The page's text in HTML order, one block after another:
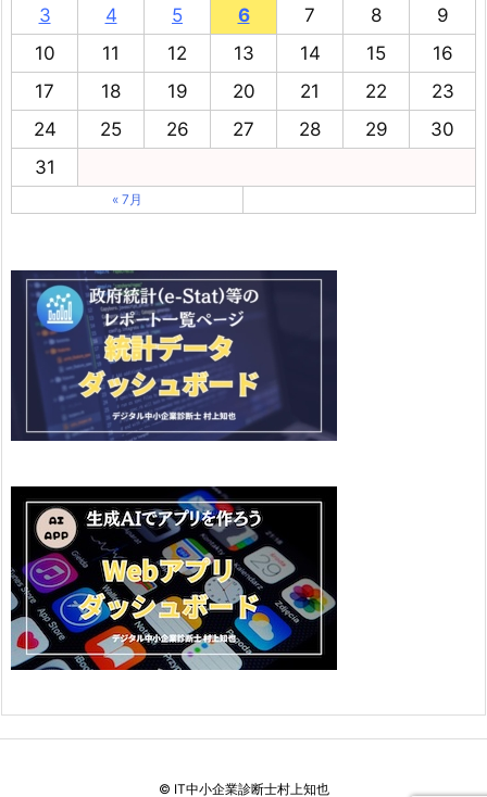
3
4 5 6 7 8
9
10
11 12 13 14 15
16
17
18 19 20 21 22
23
24
25 26 27 28 29
30
31
« 7月
© IT中小企業診断士村上知也